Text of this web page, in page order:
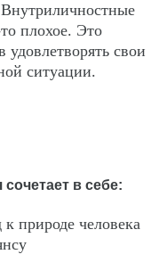
плохое. Это
удовлетворять свои
ситуации.
в себе:
природе человека